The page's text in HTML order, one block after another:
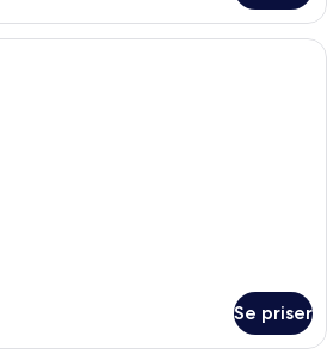
Premium-sengetøj, pengeskab på
Se priser